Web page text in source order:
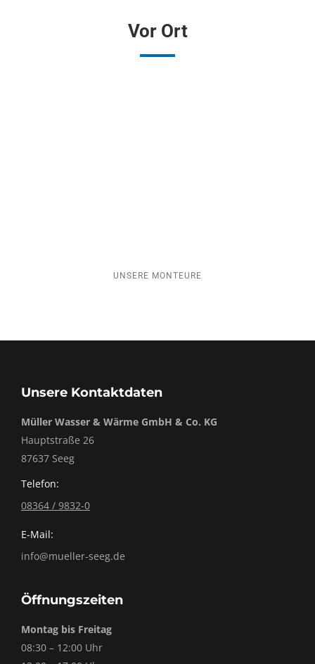
Vor Ort
UNSERE MONTEURE
Unsere Kontaktdaten
Müller Wasser & Wärme GmbH & Co. KG
Hauptstraße 26
87637 Seeg
Telefon:
08364 / 9832-0
E-Mail:
info@mueller-seeg.de
Öffnungszeiten
Montag bis Freitag
08:30 – 12:00 Uhr